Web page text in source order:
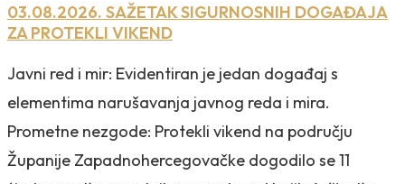
03.08.2026. SAŽETAK SIGURNOSNIH DOGAĐAJA
ZA PROTEKLI VIKEND
Javni red i mir: Evidentiran je jedan događaj s
elementima narušavanja javnog reda i mira.
Prometne nezgode: Protekli vikend na području
Županije Zapadnohercegovačke dogodilo se 11